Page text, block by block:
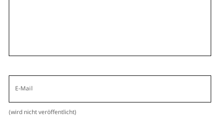
E-Mail
(wird nicht veröffentlicht)